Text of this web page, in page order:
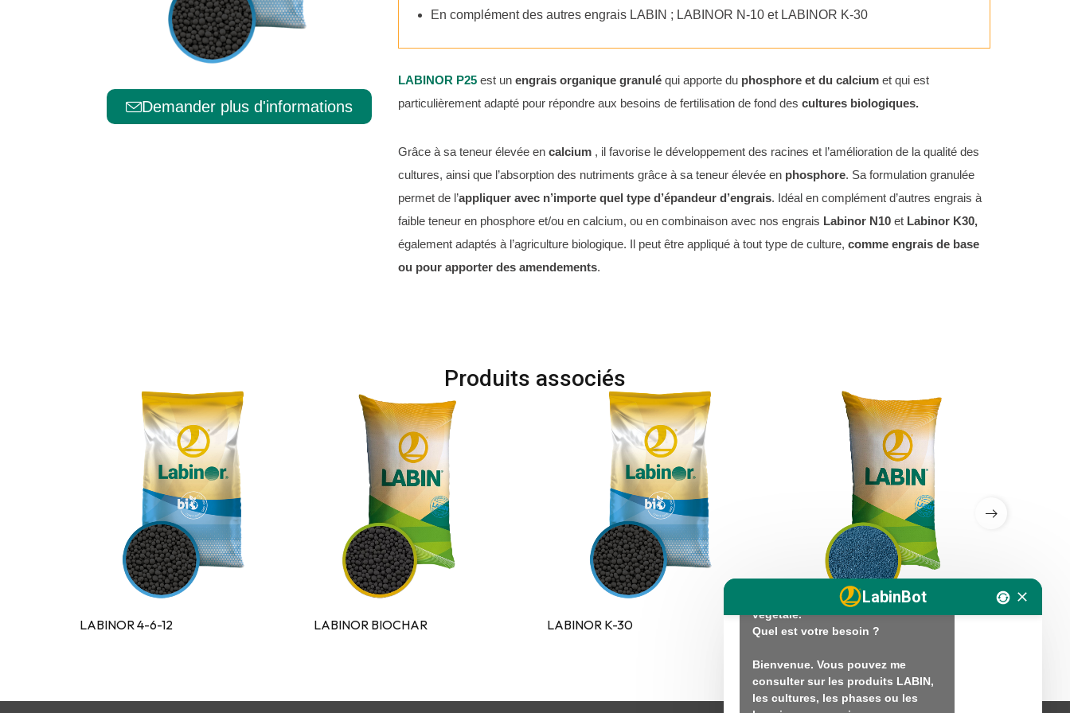
Português
Demander plus d'informations
En complément des autres engrais LABIN ; LABINOR N-10 et LABINOR K-30
LABINOR P25est unengrais organique granuléqui apporte du phosphore et du calciumet qui est
particulièrement adapté pour répondre aux besoins de fertilisation de fond descultures biologiques.
Grâce à sa teneur élevée encalcium , il favorise le développement des racines et l’amélioration de la qualité des
cultures, ainsi que l’absorption des nutriments grâce à sa teneur élevée en phosphore. Sa formulation granulée
permet de l’appliquer avec n’importe quel type d’épandeur d’engrais. Idéal en complément d’autres engrais à
faible teneur en phosphore et/ou en calcium, ou en combinaison avec nos engrais Labinor N10et Labinor K30,
également adaptés à l’agriculture biologique. Il peut être appliqué à tout type de culture,comme engrais de base
ou pour apporter des amendements.
Produits associés
LABINOR 4-6-12 LABINOR BIOCHAR LABINOR K-30 MICRO 12-30-8S
LabinBot
Bonjour. Je suis LABINbot,
l'assistant technique en nutrition
végétale de LABIN.
En quoi puis-je vous aider ?
Bonjour. Je suis là pour vous
aider avec vos questions sur la
fertilisation et la nutrition
végétale.
Quel est votre besoin ?
Bienvenue. Vous pouvez me
consulter sur les produits LABIN,
les cultures, les phases ou les